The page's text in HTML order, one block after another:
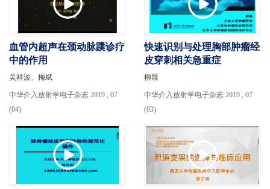
血管内超声在颈动脉蹼诊疗
中的作用
吴祥波、梅斌
中华介入放射学电子杂志 2019 , 07
(04)
快速识别与处理胸部肿瘤经
皮穿刺相关急重症
柳晨
中华介入放射学电子杂志 2019 , 07
(03)